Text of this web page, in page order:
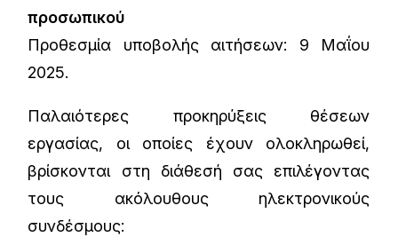
προσωπικού
Προθεσμία υποβολής αιτήσεων: 9 Μαΐου
2025.
Παλαιότερες προκηρύξεις θέσεων
εργασίας, οι οποίες έχουν ολοκληρωθεί,
βρίσκονται στη διάθεσή σας επιλέγοντας
τους ακόλουθους ηλεκτρονικούς
συνδέσμους: